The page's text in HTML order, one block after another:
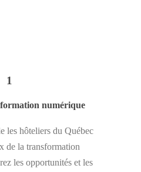
1
numérique
les hôteliers du Québec
de la transformation
les opportunités et les